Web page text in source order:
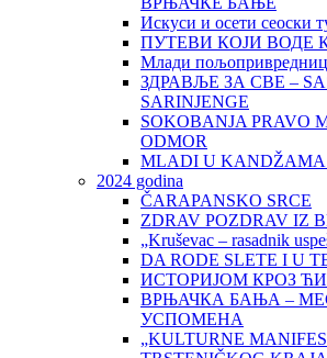
Искуси и осети сеоски
ПУТЕВИ КОЈИ ВОДЕ
Млади
ЗДРАВЉЕ ЗА СВЕ –
SARINJENGE
SOKOBANJA PRAVO
ODMOR
MLADI U KANDŽAMA
2024 godina
ČARAPANSKO SRCE
ZDRAV POZDRAV IZ
„Kruševac – rasadnik
DA RODE SLETE I U
ИСТОРИЈОМ КРОЗ
ВРЊАЧКА БАЊА –
УСПОМЕНА
„KULTURNE